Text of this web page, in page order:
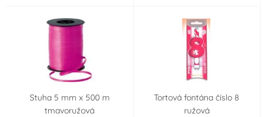
Stuha 5 mm x 500 m
tmavoružová
Tortová fontána číslo 8
ružová